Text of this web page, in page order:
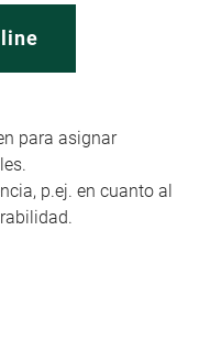
para asignar
p.ej. en cuanto al